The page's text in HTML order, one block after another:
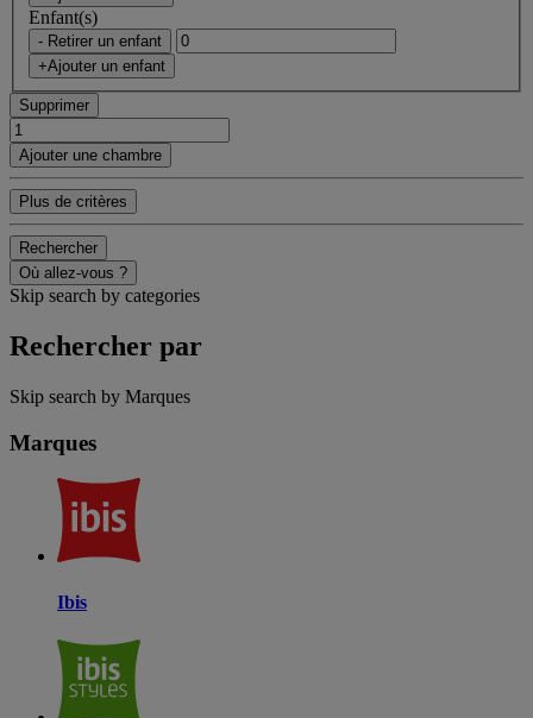
Enfant(s)
- Retirer un enfant
+Ajouter un enfant
Supprimer
Ajouter une chambre
Plus de critères
Rechercher
Où allez-vous ?
Skip search by categories
Rechercher par
Skip search by Marques
Marques
Ibis